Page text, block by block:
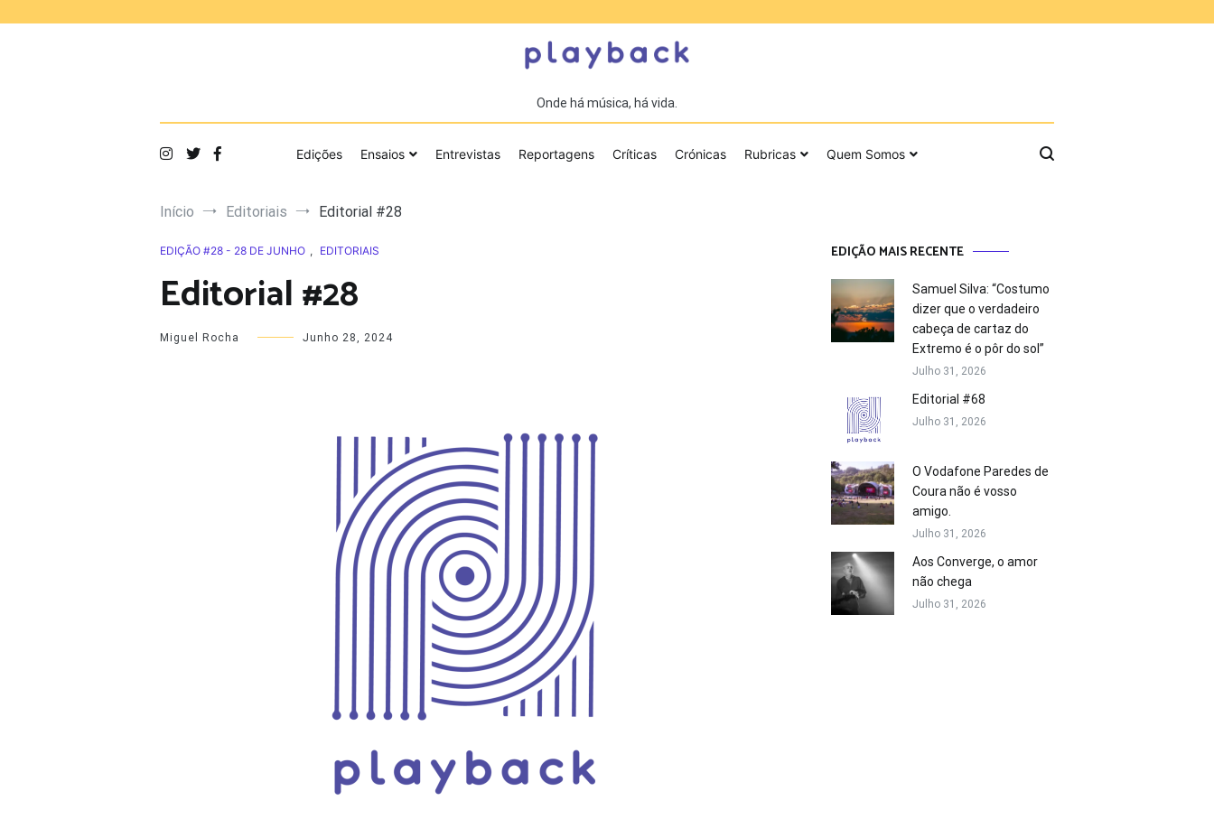
para
Onde há música, há vida.
Edições Ensaios Entrevistas Reportagens Críticas Crónicas Rubricas Quem Somos
Início Editoriais Editorial #28
EDIÇÃO #28 - 28 DE JUNHO , EDITORIAIS
Editorial #28
Miguel Rocha Junho 28, 2024
EDIÇÃO MAIS RECENTE
Samuel Silva: “Costumo
dizer que o verdadeiro
cabeça de cartaz do
Extremo é o pôr do sol”
Julho 31, 2026
Editorial #68
Julho 31, 2026
O Vodafone Paredes de
Coura não é vosso
amigo.
Julho 31, 2026
Aos Converge, o amor
não chega
Julho 31, 2026